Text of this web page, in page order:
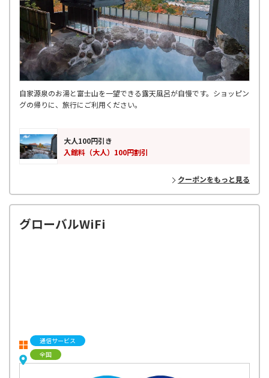
自家源泉のお湯と富士山を一望できる露天風呂が自慢です。ショッピン
グの帰りに、旅行にご利用ください。
大人100円引き
入館料（大人）100円割引
クーポンをもっと見る
グローバルWiFi
通信サービス
全国